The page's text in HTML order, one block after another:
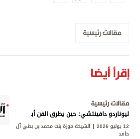
مقالات رئيسية
إقرأ أيضا
مقالات رئيسية
ليوناردو دافينتشي: حين يطرق الفن أبواب المعرفة
12 يوليو 2026 الشيخة موزة بنت محمد بن بطي آل
حامد